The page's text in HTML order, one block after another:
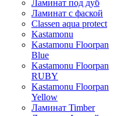
Ламинат под дуб
Ламинат с фаской
Classen aqua protect
Kastamonu
Kastamonu Floorpan
Blue
Kastamonu Floorpan
RUBY
Kastamonu Floorpan
Yellow
Ламинат Timber